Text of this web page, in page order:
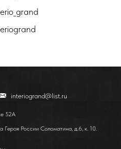
interiogrand@list.ru
52А
Героя России Соломатина, д.6, к. 10.